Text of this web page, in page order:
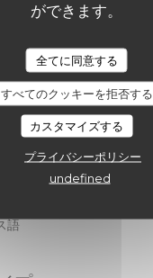
ができます。
全てに同意する
すべてのクッキーを拒否する
カスタマイズする
プライバシーポリシー
undefined
予約
語
Les Chanteraines